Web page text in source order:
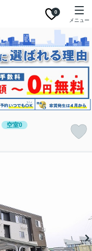
0
メニュー
空室0